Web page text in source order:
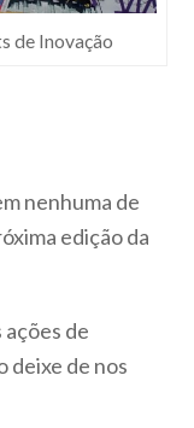
de Inovação
nenhuma de
edição da
de
deixe de nos